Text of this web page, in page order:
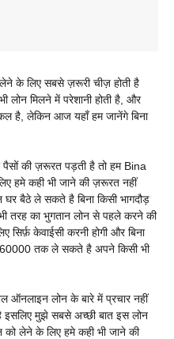
के लिए सबसे ज़रूरी चीज़ होती है
लोन मिलने में परेशानी होती है, और
है, लेकिन आज यहाँ हम जानेंगे बिना
की ज़रूरत पड़ती है तो हम Bina
हमे कही भी जाने की ज़रूरत नहीं
घर बैठे ले सकते है बिना किसी भागदौड़
तरह का भुगतान लोन से पहले करने की
केवाईसी करनी होगी और बिना
तक ले सकते है अपने किसी भी
ऑनलाइन लोन के बारे में प्रचार नहीं
इसलिए मुझे सबसे अच्छी बात इस लोन
लेने के लिए हमे कही भी जाने की